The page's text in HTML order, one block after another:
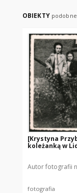
OBIEKTY podobne
[Krystyna
koleżanką w
Autor fotografii
fotografia